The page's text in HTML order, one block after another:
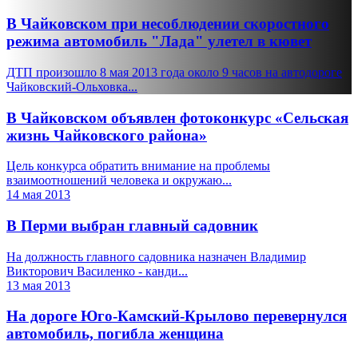
В Чайковском при несоблюдении скоростного
режима автомобиль "Лада" улетел в кювет
ДТП произошло 8 мая 2013 года около 9 часов на автодороге
Чайковский-Ольховка...
В Чайковском объявлен фотоконкурс «Сельская
жизнь Чайковского района»
Цель конкурса обратить внимание на проблемы
взаимоотношений человека и окружаю...
14 мая 2013
В Перми выбран главный садовник
На должность главного садовника назначен Владимир
Викторович Василенко - канди...
13 мая 2013
На дороге Юго-Камский-Крылово перевернулся
автомобиль, погибла женщина